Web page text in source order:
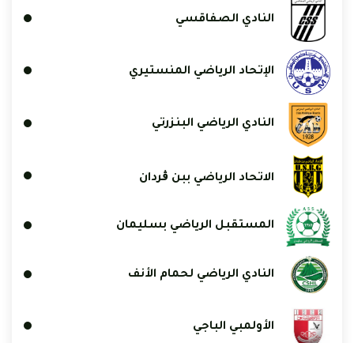
النادي الصفاقسي
الإتحاد الرياضي المنستيري
النادي الرياضي البنزرتي
الاتحاد الرياضي ببن ڨردان
المستقبل الرياضي بسليمان
النادي الرياضي لحمام الأنف
الأولمبي الباجي